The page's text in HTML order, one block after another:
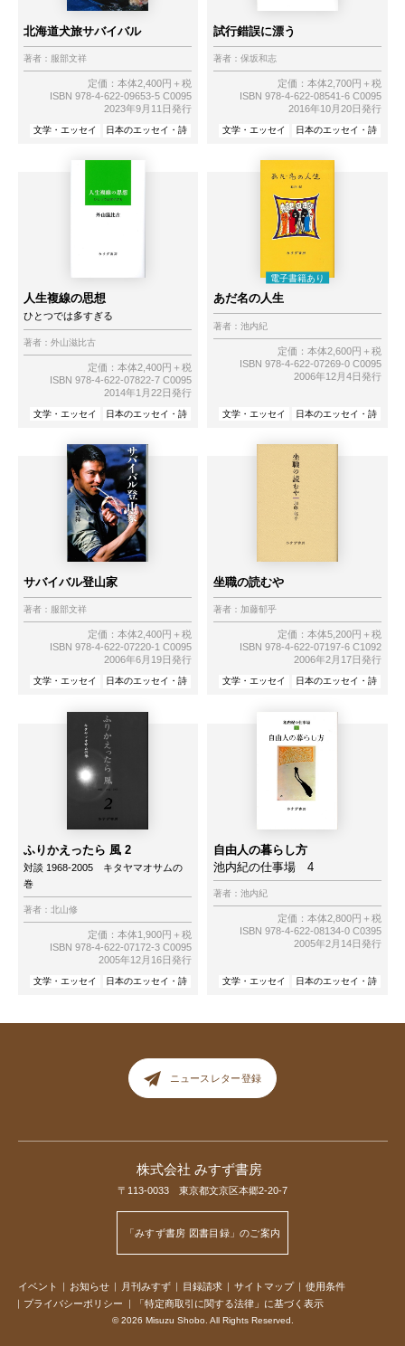
北海道犬旅サバイバル
著者： 服部文祥
定価：本体2,400円＋税
ISBN 978-4-622-09653-5 C0095
2023年9月11日発行
文学・エッセイ 日本のエッセイ・詩
試行錯誤に漂う
著者： 保坂和志
定価：本体2,700円＋税
ISBN 978-4-622-08541-6 C0095
2016年10月20日発行
文学・エッセイ 日本のエッセイ・詩
人生複線の思想
ひとつでは多すぎる
著者： 外山滋比古
定価：本体2,400円＋税
ISBN 978-4-622-07822-7 C0095
2014年1月22日発行
文学・エッセイ 日本のエッセイ・詩
あだ名の人生
著者： 池内紀
定価：本体2,600円＋税
ISBN 978-4-622-07269-0 C0095
2006年12月4日発行
文学・エッセイ 日本のエッセイ・詩
サバイバル登山家
著者： 服部文祥
定価：本体2,400円＋税
ISBN 978-4-622-07220-1 C0095
2006年6月19日発行
文学・エッセイ 日本のエッセイ・詩
坐職の読むや
著者： 加藤郁乎
定価：本体5,200円＋税
ISBN 978-4-622-07197-6 C1092
2006年2月17日発行
文学・エッセイ 日本のエッセイ・詩
ふりかえったら 風 2
対談 1968-2005 キタヤマオサムの
巻
著者： 北山修
定価：本体1,900円＋税
ISBN 978-4-622-07172-3 C0095
2005年12月16日発行
文学・エッセイ 日本のエッセイ・詩
自由人の暮らし方
池内紀の仕事場 4
著者： 池内紀
定価：本体2,800円＋税
ISBN 978-4-622-08134-0 C0395
2005年2月14日発行
文学・エッセイ 日本のエッセイ・詩
ニュースレター登録
株式会社 みすず書房
〒113-0033 東京都文京区本郷2-20-7
「みすず書房 図書目録」のご案内
イベント お知らせ 月刊みすず 目録請求 サイトマップ
使用条件
プライバシーポリシー
「特定商取引に関する法律」に基づく表示
© 2026 Misuzu Shobo. All Rights Reserved.